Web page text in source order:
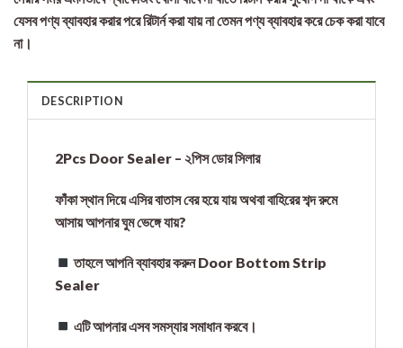
যেসব পণ্য ব্যাবহার করার পরে রিটার্ন করা যায় না তেমন পণ্য ব্যাবহার করে চেক করা যাবে
না।
DESCRIPTION
2Pcs Door Sealer – ২পিস ডোর সিলার
ফাঁকা স্থান দিয়ে এসির বাতাস বের হয়ে যায় অথবা বাহিরের শব্দ রুমে
আসায় আপনার ঘুম ভেঙ্গে যায়?
তাহলে আপনি ব্যাবহার করুন Door Bottom Strip
Sealer
এটি আপনার এসব সমস্যার সমাধান করবে।